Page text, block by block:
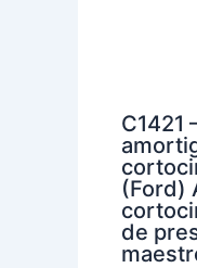
C1421
(Ford)
de